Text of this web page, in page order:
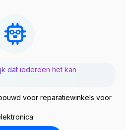
dat iedereen het kan
voor reparatiewinkels voor